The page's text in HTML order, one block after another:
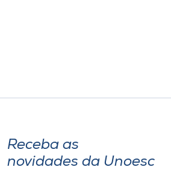
A+
A-
Receba as
novidades da Unoesc